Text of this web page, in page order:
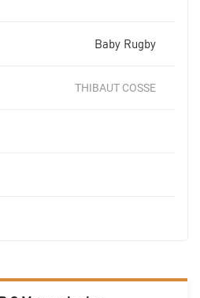
Baby Rugby
THIBAUT COSSE